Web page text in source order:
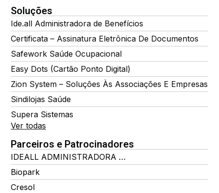
Soluções
Ide.all Administradora de Benefícios
Certificata – Assinatura Eletrônica De Documentos
Safework Saúde Ocupacional
Easy Dots (Cartão Ponto Digital)
Zion System – Soluções Às Associações E Empresas
Sindilojas Saúde
Supera Sistemas
Ver todas
Parceiros e Patrocinadores
IDEALL ADMINISTRADORA DE BENEFÍCIOS
Biopark
Cresol